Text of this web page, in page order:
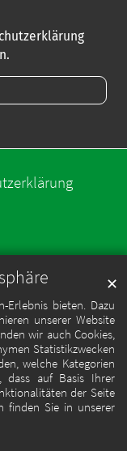
Erlebnis bieten. Dazu
unserer Website
wir auch Cookies,
Statistikzwecken
welche Kategorien
dass auf Basis Ihrer
der Seite
finden Sie in unserer
✕